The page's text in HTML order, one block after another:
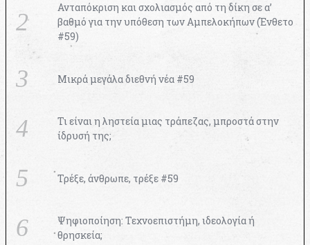
Ανταπόκριση και σχολιασμός από τη δίκη σε α’
βαθμό για την υπόθεση των Αμπελοκήπων (Ένθετο
#59)
Μικρά μεγάλα διεθνή νέα #59
Τι είναι η ληστεία μιας τράπεζας, μπροστά στην
ίδρυσή της;
Τρέξε, άνθρωπε, τρέξε #59
Ψηφιοποίηση: Τεχνοεπιστήμη, ιδεολογία ή
θρησκεία;